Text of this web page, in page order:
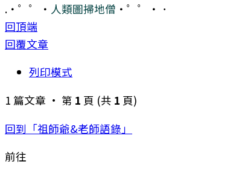
.・゜゜・ 人類圖掃地僧 ・゜゜・．
回頂端
回覆文章
列印模式
1 篇文章 • 第 1 頁 (共 1 頁)
回到「祖師爺&老師語錄」
前往